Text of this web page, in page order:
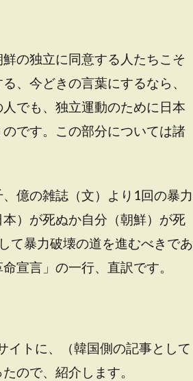
の独立に同意する人たちこそ
、今どきの言葉にするなら、
でも、独立運動のために日本
です。この部分については諸
億の雑誌（文）より1回の暴力
）が死ぬか自分（朝鮮）が死
て暴力破壊の道を進むべきであ
宣言」の一行、直訳です。
イトに、（韓国側の記事として
ので、紹介します。